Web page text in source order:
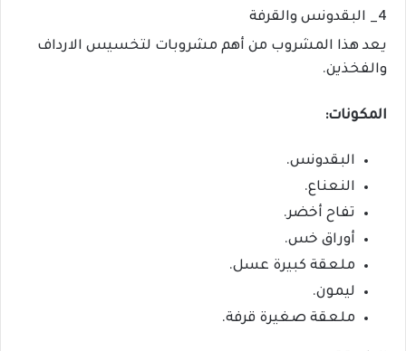
4_ البقدونس والقرفة
يعد هذا المشروب من أهم مشروبات لتخسيس الارداف
والفخذين.
المكونات:
البقدونس.
النعناع.
تفاح أخضر.
أوراق خس.
ملعقة كبيرة عسل.
ليمون.
ملعقة صغيرة قرفة.